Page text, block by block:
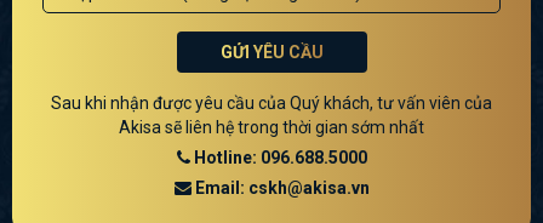
GỬI YÊU CẦU
Sau khi nhận được yêu cầu của Quý khách, tư vấn viên của
Akisa sẽ liên hệ trong thời gian sớm nhất
Hotline: 096.688.5000
Email: cskh@akisa.vn